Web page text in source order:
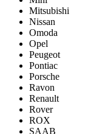
Mitsubishi
Nissan
Omoda
Opel
Peugeot
Pontiac
Porsсhe
Ravon
Renault
Rover
ROX
SAAB